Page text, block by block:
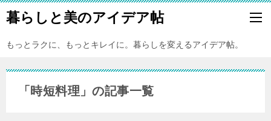
暮らしと美のアイデア帖
もっとラクに、もっとキレイに。暮らしを変えるアイデア帖。
「時短料理」の記事一覧